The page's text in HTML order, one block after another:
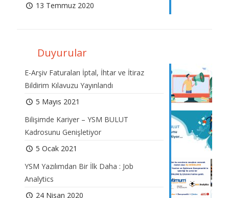
13 Temmuz 2020
Duyurular
E-Arşiv Faturaları İptal, İhtar ve İtiraz
Bildirim Kılavuzu Yayınlandı
5 Mayıs 2021
Bilişimde Kariyer – YSM BULUT
Kadrosunu Genişletiyor
5 Ocak 2021
YSM Yazılımdan Bir İlk Daha : Job
Analytics
24 Nisan 2020